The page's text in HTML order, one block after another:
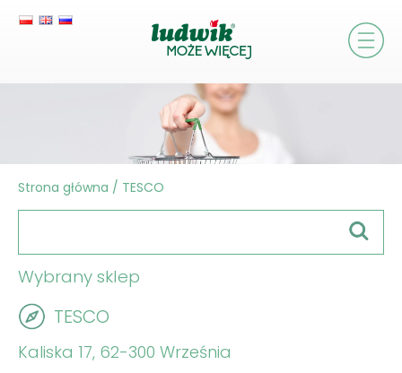
Strona główna / TESCO
Wybrany sklep
TESCO
Kaliska 17, 62-300 Września